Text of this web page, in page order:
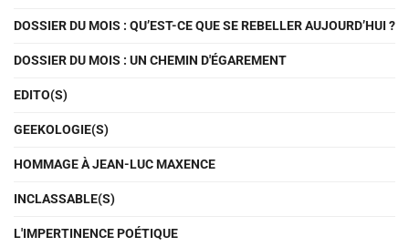
DOSSIER DU MOIS : QU’EST-CE QUE SE REBELLER AUJOURD’HUI ?
DOSSIER DU MOIS : UN CHEMIN D'ÉGAREMENT
EDITO(S)
GEEKOLOGIE(S)
HOMMAGE À JEAN-LUC MAXENCE
INCLASSABLE(S)
L'IMPERTINENCE POÉTIQUE